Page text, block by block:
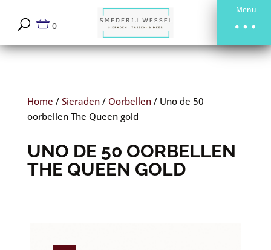
Menu
0
Home / Sieraden/ Oorbellen/ Uno de 50
oorbellen The Queen gold
UNO DE 50 OORBELLEN
THE QUEEN GOLD